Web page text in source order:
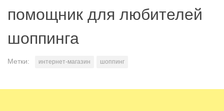
помощник для любителей
шоппинга
Метки: интернет-магазин шоппинг